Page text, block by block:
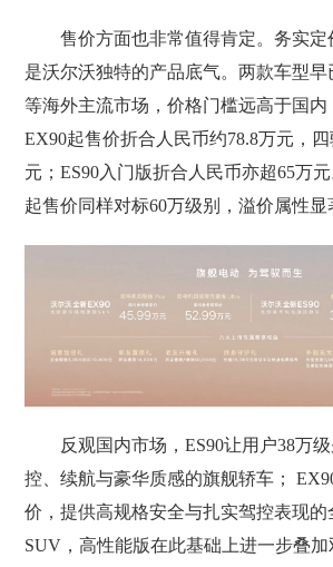
售价方面也非常值得肯定。务实定
是沃尔沃独特的产品底气。两款车型
等海外主流市场，价格门槛远高于国内
EX90起售价折合人民币约78.8万元，
元；ES90入门版折合人民币亦超65万
起售价同样对标60万级别，溢价属性显
反观国内市场，ES90让用户38万
控、续航与豪华质感的旗舰轿车；
价，提供高规格安全与扎实驾控表现的
SUV，高性能版在此基础上进一步叠